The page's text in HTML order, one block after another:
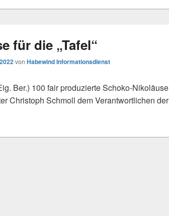
für die „Tafel“
von Habewind Informationsdienst
Ber.) 100 fair produzierte Schoko-Nikoläuse
Christoph Schmoll dem Verantwortlichen der